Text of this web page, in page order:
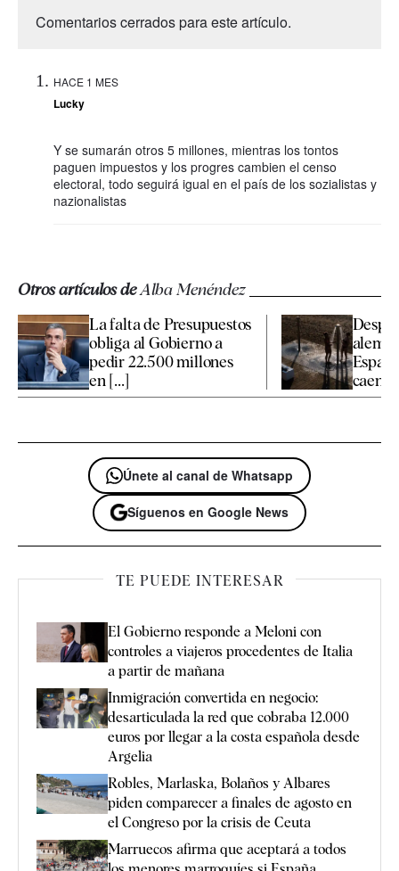
Comentarios cerrados para este artículo.
HACE 1 MES
Lucky
Y se sumarán otros 5 millones, mientras los tontos
paguen impuestos y los progres cambien el censo
electoral, todo seguirá igual en el país de los sozialistas y
nazionalistas
Otros artículos deAlba Menéndez
La falta de Presupuestos
obliga al Gobierno a
pedir 22.500 millones
en [...]
caen
Únete al canal de Whatsapp
Síguenos en Google News
TE PUEDE INTERESAR
El Gobierno responde a Meloni con
controles a viajeros procedentes de Italia
a partir de mañana
Inmigración convertida en negocio:
desarticulada la red que cobraba 12.000
euros por llegar a la costa española desde
Argelia
Robles, Marlaska, Bolaños y Albares
piden comparecer a finales de agosto en
el Congreso por la crisis de Ceuta
Marruecos afirma que aceptará a todos